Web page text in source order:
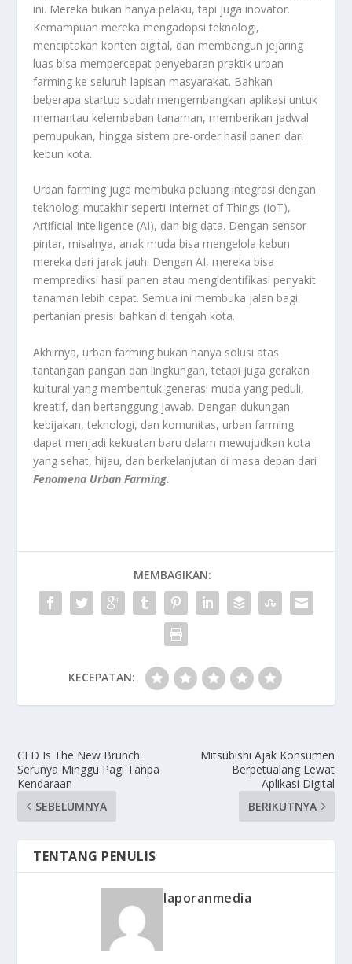
ini. Mereka bukan hanya pelaku, tapi juga inovator.
Kemampuan mereka mengadopsi teknologi,
menciptakan konten digital, dan membangun jejaring
luas bisa mempercepat penyebaran praktik urban
farming ke seluruh lapisan masyarakat. Bahkan
beberapa startup sudah mengembangkan aplikasi untuk
memantau kelembaban tanaman, memberikan jadwal
pemupukan, hingga sistem pre-order hasil panen dari
kebun kota.
Urban farming juga membuka peluang integrasi dengan
teknologi mutakhir seperti Internet of Things (IoT),
Artificial Intelligence (AI), dan big data. Dengan sensor
pintar, misalnya, anak muda bisa mengelola kebun
mereka dari jarak jauh. Dengan AI, mereka bisa
memprediksi hasil panen atau mengidentifikasi penyakit
tanaman lebih cepat. Semua ini membuka jalan bagi
pertanian presisi bahkan di tengah kota.
Akhirnya, urban farming bukan hanya solusi atas
tantangan pangan dan lingkungan, tetapi juga gerakan
kultural yang membentuk generasi muda yang peduli,
kreatif, dan bertanggung jawab. Dengan dukungan
kebijakan, teknologi, dan komunitas, urban farming
dapat menjadi kekuatan baru dalam mewujudkan kota
yang sehat, hijau, dan berkelanjutan di masa depan dari
Fenomena Urban Farming.
MEMBAGIKAN:
KECEPATAN:
CFD Is The New Brunch:
Serunya Minggu Pagi Tanpa
Kendaraan
SEBELUMNYA
Mitsubishi Ajak Konsumen
Berpetualang Lewat
Aplikasi Digital
BERIKUTNYA
TENTANG PENULIS
laporanmedia